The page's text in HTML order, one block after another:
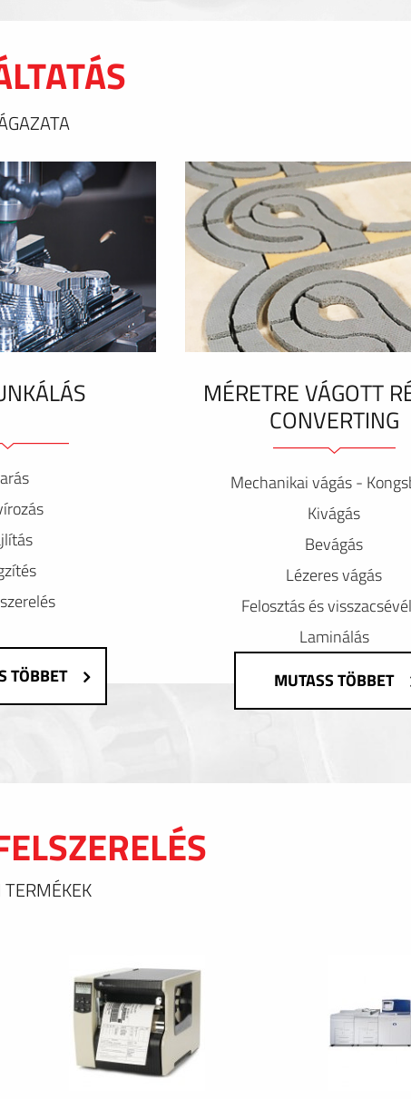
TÖBBET
MÉRETRE VÁGOTT
CONVERTING
Mechanikai vágás -
Kivágás
Bevágás
Lézeres vágás
Felosztás és
Laminálás
MUTASS TÖBBET